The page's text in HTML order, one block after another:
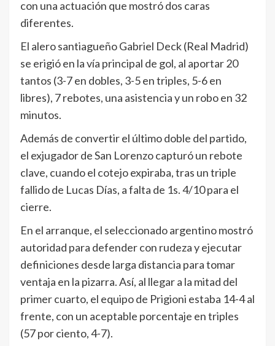
con una actuación que mostró dos caras
diferentes.
El alero santiagueño Gabriel Deck (Real Madrid)
se erigió en la vía principal de gol, al aportar 20
tantos (3-7 en dobles, 3-5 en triples, 5-6 en
libres), 7 rebotes, una asistencia y un robo en 32
minutos.
Además de convertir el último doble del partido,
el exjugador de San Lorenzo capturó un rebote
clave, cuando el cotejo expiraba, tras un triple
fallido de Lucas Días, a falta de 1s. 4/10 para el
cierre.
En el arranque, el seleccionado argentino mostró
autoridad para defender con rudeza y ejecutar
definiciones desde larga distancia para tomar
ventaja en la pizarra. Así, al llegar a la mitad del
primer cuarto, el equipo de Prigioni estaba 14-4 al
frente, con un aceptable porcentaje en triples
(57 por ciento, 4-7).